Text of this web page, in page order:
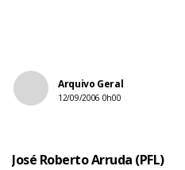
Arquivo Geral
12/09/2006 0h00
José Roberto Arruda (PFL)